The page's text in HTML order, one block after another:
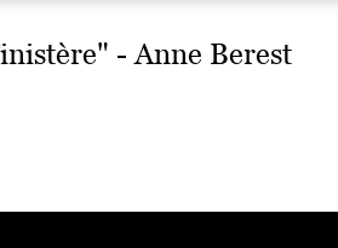
- Anne Berest